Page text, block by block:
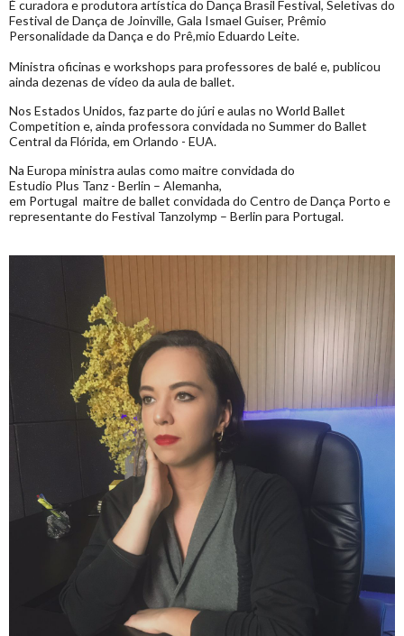
É curadora e produtora artística do Dança Brasil Festival, Seletivas do
Festival de Dança de Joinville, Gala Ismael Guiser, Prêmio
Personalidade da Dança e do Prê,mio Eduardo Leite.
Ministra oficinas e workshops para professores de balé e, publicou
ainda dezenas de vídeo da aula de ballet.
Nos Estados Unidos, faz parte do júri e aulas no World Ballet
Competition e, ainda professora convidada no Summer do Ballet
Central da Flórida, em Orlando - EUA.
Na Europa ministra aulas como maitre convidada do
Estudio Plus Tanz - Berlin – Alemanha,
em Portugal maitre de ballet convidada do Centro de Dança Porto e
representante do Festival Tanzolymp – Berlin para Portugal.